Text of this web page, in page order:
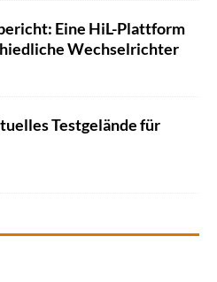
Eine HiL-Plattform
Wechselrichter
Testgelände für